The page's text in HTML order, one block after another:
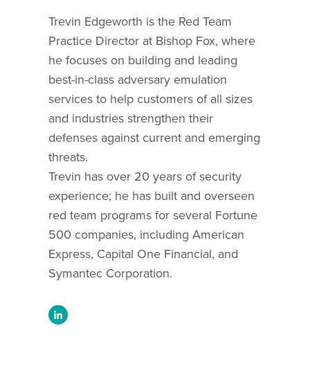
Trevin Edgeworth is the Red Team
Practice Director at Bishop Fox, where
he focuses on building and leading
best-in-class adversary emulation
services to help customers of all sizes
and industries strengthen their
defenses against current and emerging
threats.
Trevin has over 20 years of security
experience; he has built and overseen
red team programs for several Fortune
500 companies, including American
Express, Capital One Financial, and
Symantec Corporation.